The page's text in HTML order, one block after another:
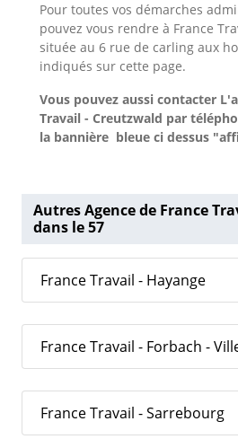
Pour toutes vos démarches
pouvez vous rendre à France
située au 6 rue de carling aux
indiqués sur cette page.
Vous pouvez aussi contacter
Travail - Creutzwald par
la bannière bleue ci dessus
Autres Agence de France
dans le 57
France Travail - Hayange
France Travail - Forbach -
France Travail - Sarrebourg